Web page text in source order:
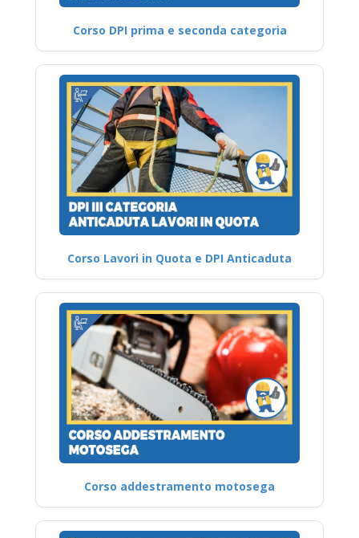
Corso DPI prima e seconda categoria
Corso Lavori in Quota e DPI Anticaduta
Corso addestramento motosega